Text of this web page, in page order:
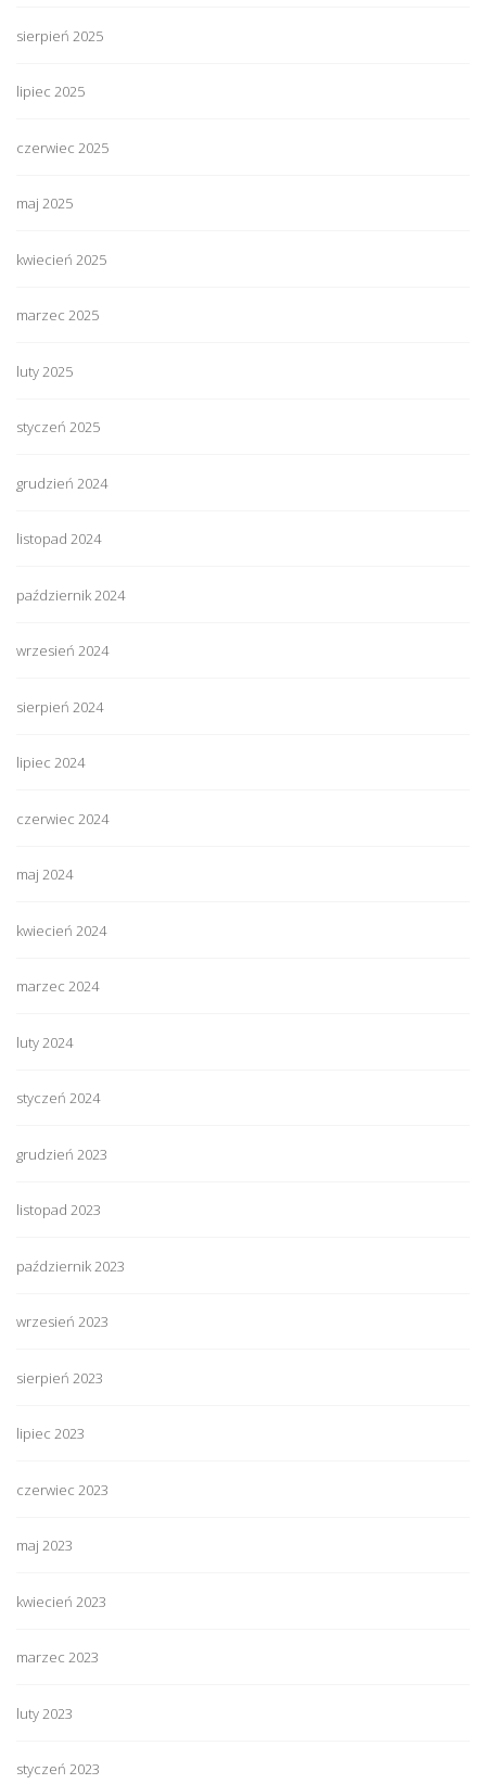
sierpień 2025
lipiec 2025
czerwiec 2025
maj 2025
kwiecień 2025
marzec 2025
luty 2025
styczeń 2025
grudzień 2024
listopad 2024
październik 2024
wrzesień 2024
sierpień 2024
lipiec 2024
czerwiec 2024
maj 2024
kwiecień 2024
marzec 2024
luty 2024
styczeń 2024
grudzień 2023
listopad 2023
październik 2023
wrzesień 2023
sierpień 2023
lipiec 2023
czerwiec 2023
maj 2023
kwiecień 2023
marzec 2023
luty 2023
styczeń 2023